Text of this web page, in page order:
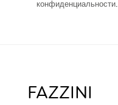
конфиденциальности.
FAZZINI